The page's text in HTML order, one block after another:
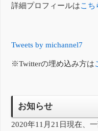
詳細プロフィールはこち
Tweets by michannel7
※Twitterの埋め込み方は
お知らせ
2020年11月21日現在、